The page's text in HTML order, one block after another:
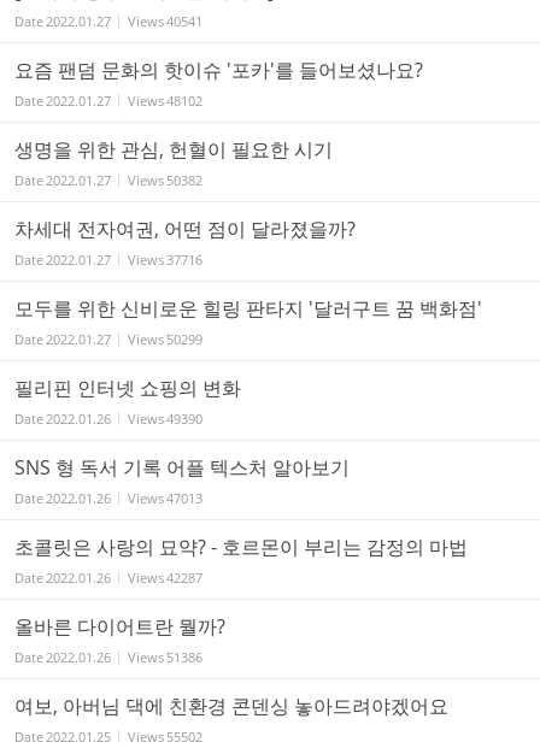
Date2022.01.27 Views40541
요즘 팬덤 문화의 핫이슈 '포카'를 들어보셨나요?
Date2022.01.27 Views48102
생명을 위한 관심, 헌혈이 필요한 시기
Date2022.01.27 Views 50382
차세대 전자여권, 어떤 점이 달라졌을까?
Date2022.01.27 Views37716
모두를 위한 신비로운 힐링 판타지 '달러구트 꿈 백화점'
Date2022.01.27 Views 50299
필리핀 인터넷 쇼핑의 변화
Date2022.01.26 Views49390
SNS 형 독서 기록 어플 텍스처 알아보기
Date2022.01.26 Views47013
초콜릿은 사랑의 묘약? - 호르몬이 부리는 감정의 마법
Date2022.01.26 Views42287
올바른 다이어트란 뭘까?
Date2022.01.26 Views 51386
여보, 아버님 댁에 친환경 콘덴싱 놓아드려야겠어요
Date2022.01.25 Views 55502